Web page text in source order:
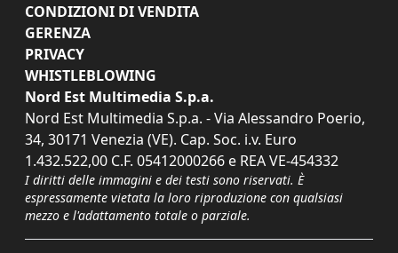
CONDIZIONI DI VENDITA
GERENZA
PRIVACY
WHISTLEBLOWING
Nord Est Multimedia S.p.a.
Nord Est Multimedia S.p.a. - Via Alessandro Poerio,
34, 30171 Venezia (VE). Cap. Soc. i.v. Euro
1.432.522,00 C.F. 05412000266 e REA VE-454332
I diritti delle immagini e dei testi sono riservati. È
espressamente vietata la loro riproduzione con qualsiasi
mezzo e l'adattamento totale o parziale.